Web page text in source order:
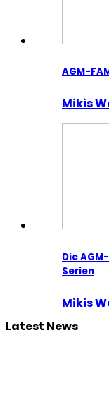
AGM-
Mikis
Die
Serien
Mikis
Latest News